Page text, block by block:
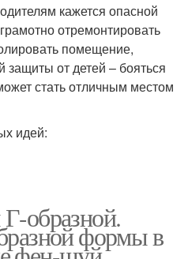
кажется опасной
отремонтировать
помещение,
защиты от детей – бояться
стать отличным местом
идей:
образной.
формы в